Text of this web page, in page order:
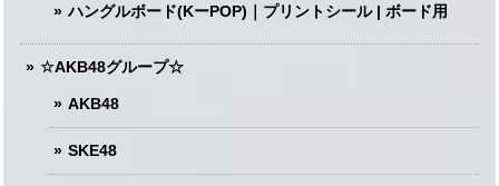
ハングルボード(KーPOP)｜プリントシール | ボード用
☆AKB48グループ☆
AKB48
SKE48